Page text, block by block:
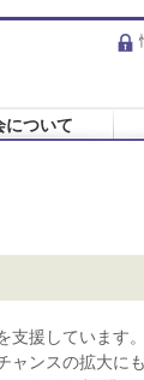
について
援しています。
ンスの拡大にも